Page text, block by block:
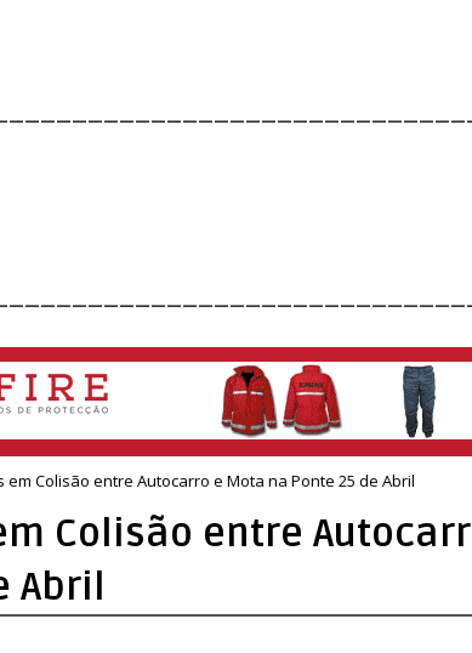
em Colisão entre Autocarro e Mota na Ponte 25 de Abril
Colisão entre
Abril